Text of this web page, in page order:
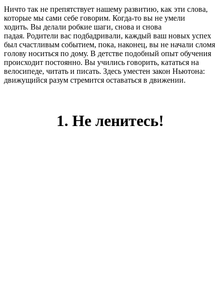
Ничто так не препятствует нашему развитию, как эти слова,
которые мы сами себе говорим. Когда-то вы не умели
ходить. Вы делали робкие шаги, снова и снова
падая. Родители вас подбадривали, каждый ваш новых успех
был счастливым событием, пока, наконец, вы не начали сломя
голову носиться по дому. В детстве подобный опыт обучения
происходит постоянно. Вы учились говорить, кататься на
велосипеде, читать и писать. Здесь уместен закон Ньютона:
движущийся разум стремится оставаться в движении.
1. Не ленитесь!